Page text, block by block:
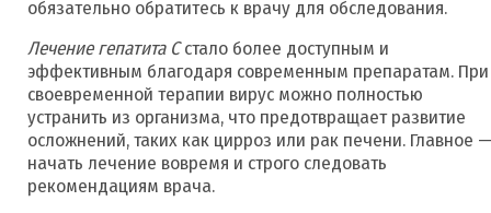
обязательно обратитесь к врачу для обследования.
Лечение гепатита Сстало более доступным и
эффективным благодаря современным препаратам. При
своевременной терапии вирус можно полностью
устранить из организма, что предотвращает развитие
осложнений, таких как цирроз или рак печени. Главное —
начать лечение вовремя и строго следовать
рекомендациям врача.